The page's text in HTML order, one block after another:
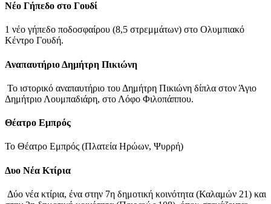
Νέο Γήπεδο στο Γουδί
1 νέο γήπεδο ποδοσφαίρου (8,5 στρεμμάτων) στο Ολυμπιακό
Κέντρο Γουδή.
Αναπαυτήριο Δημήτρη Πικιώνη
Το ιστορικό αναπαυτήριο του Δημήτρη Πικιώνη δίπλα στον Άγιο
Δημήτριο Λουμπαδιάρη, στο Λόφο Φιλοπάππου.
Θέατρο Εμπρός
Το Θέατρο Εμπρός (Πλατεία Ηρώων, Ψυρρή)
Δυο Νέα Κτίρια
Δύο νέα κτίρια, ένα στην 7η δημοτική κοινότητα (Καλαμών 21) και